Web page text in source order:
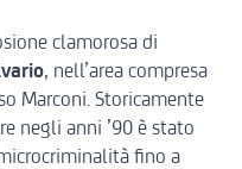
clamorosa di
, nell’area compresa
Marconi. Storicamente
negli anni ’90 è stato
fino a